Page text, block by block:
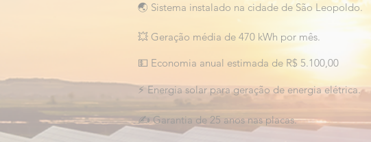
🌏 Sistema instalado na cidade de São Leopoldo.
💥 Geração média de 470 kWh por mês.
💵 Economia anual estimada de R$ 5.100,00
⚡ Energia solar para geração de energia elétrica.
✍️ Garantia de 25 anos nas placas.